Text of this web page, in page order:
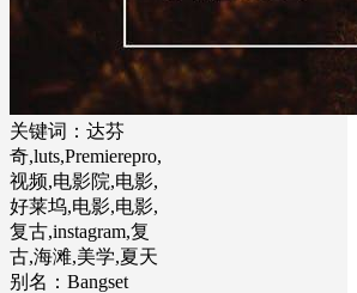
关键词：达芬
奇,luts,Premierepro,
视频,电影院,电影,
好莱坞,电影,电影,
复古,instagram,复
古,海滩,美学,夏天
别名：Bangset